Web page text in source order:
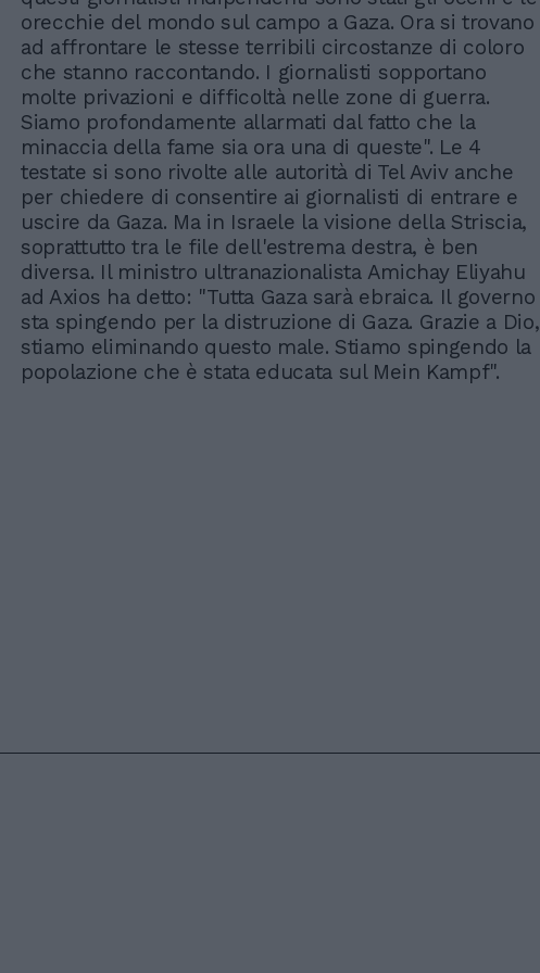
orecchie del mondo sul campo a Gaza. Ora si trovano
ad affrontare le stesse terribili circostanze di coloro
che stanno raccontando. I giornalisti sopportano
molte privazioni e difficoltà nelle zone di guerra.
Siamo profondamente allarmati dal fatto che la
minaccia della fame sia ora una di queste". Le 4
testate si sono rivolte alle autorità di Tel Aviv anche
per chiedere di consentire ai giornalisti di entrare e
uscire da Gaza. Ma in Israele la visione della Striscia,
soprattutto tra le file dell'estrema destra, è ben
diversa. Il ministro ultranazionalista Amichay Eliyahu
ad Axios ha detto: "Tutta Gaza sarà ebraica. Il governo
sta spingendo per la distruzione di Gaza. Grazie a Dio,
stiamo eliminando questo male. Stiamo spingendo la
popolazione che è stata educata sul Mein Kampf".